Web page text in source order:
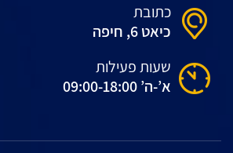
כתובת
כיאט 6, חיפה
שעות פעילות
א’-ה’ 09:00-18:00